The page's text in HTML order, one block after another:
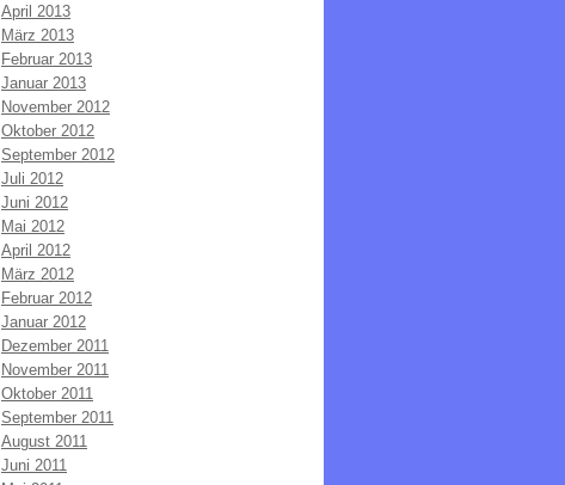
April 2013
März 2013
Februar 2013
Januar 2013
November 2012
Oktober 2012
September 2012
Juli 2012
Juni 2012
Mai 2012
April 2012
März 2012
Februar 2012
Januar 2012
Dezember 2011
November 2011
Oktober 2011
September 2011
August 2011
Juni 2011